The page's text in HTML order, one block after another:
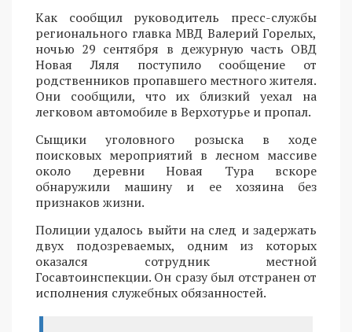
Как сообщил руководитель пресс-службы
регионального главка МВД Валерий Горелых,
ночью 29 сентября в дежурную часть ОВД
Новая Ляля поступило сообщение от
родственников пропавшего местного жителя.
Они сообщили, что их близкий уехал на
легковом автомобиле в Верхотурье и пропал.
Сыщики уголовного розыска в ходе
поисковых мероприятий в лесном массиве
около деревни Новая Тура вскоре
обнаружили машину и ее хозяина без
признаков жизни.
Полиции удалось выйти на след и задержать
двух подозреваемых, одним из которых
оказался сотрудник местной
Госавтоинспекции. Он сразу был отстранен от
исполнения служебных обязанностей.